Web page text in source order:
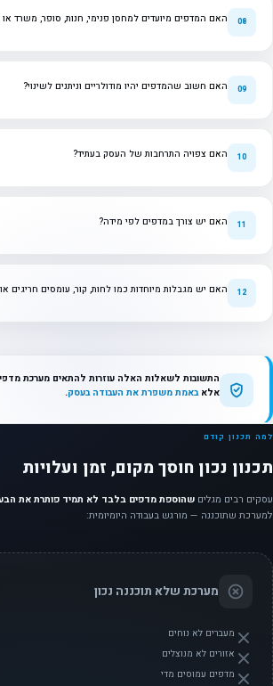
האם המדפים מיועדים למחסן פנימי, חנות, סופר, משרד
האם חשוב שהמדפים יהיו מודולריים וניתנים לשינוי?
האם צפויה התרחבות של העסק בעתיד?
האם יש צורך במדפים לפי מידה?
האם יש מגבלות מיוחדות כמו לחות, קור, עומסים חריגים
התשובות לשאלות האלה עוזרות להתאים מערכת
אלאבאמת משפרת את העבודה בעסק.
למה תכנון קודם
תכנון נכון חוסך מקום, זמן ועלויות
עסקים רבים מגלים שהוספת מדפים בלבד לא תמיד פותרת את
למערכת שתוכננה — מורגש בעבודה היומיומית:
מערכת שלא תוכננה נכון
מעברים לא נוחים
אזורים לא מנוצלים
מדפים עמוסים מדי